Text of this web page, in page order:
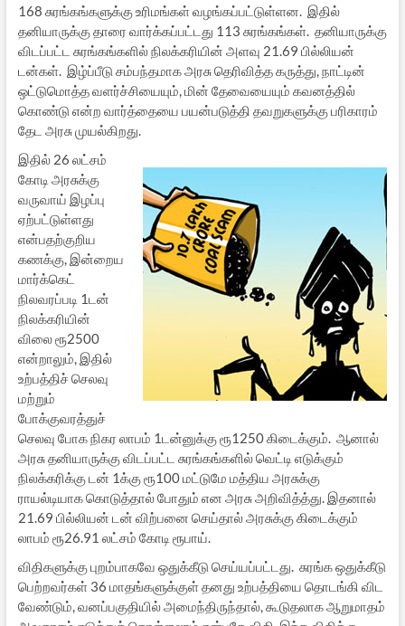
168 சுரங்கங்களுக்கு உரிமங்கள் வழங்கப்பட்டுள்ளன. இதில்
தனியாருக்கு தாரை வார்க்கப்பட்டது 113 சுரங்கங்கள். தனியாருக்கு
விடப்பட்ட சுரங்கங்களில் நிலக்கரியின் அளவு 21.69 பில்லியன்
டன்கள். இழ்ப்பீடு சம்பந்தமாக அரசு தெரிவித்த கருத்து, நாட்டின்
ஒட்டுமொத்த வளர்ச்சியையும், மின் தேவையையும் கவனத்தில்
கொண்டு என்ற வார்த்தையை பயன்படுத்தி தவறுகளுக்கு பரிகாரம்
தேட அரசு முயல்கிறது.
இதில் 26 லட்சம்
கோடி அரசுக்கு
வருவாய் இழப்பு
ஏற்பட்டுள்ளது
என்பதற்குறிய
கணக்கு, இன்றைய
மார்க்கெட்
நிலவரப்படி 1டன்
நிலக்கரியின்
விலை ரூ2500
என்றாலும், இதில்
உற்பத்திச் செலவு
மற்றும்
போக்குவரத்துச்
செலவு போக நிகர லாபம் 1டன்னுக்கு ரூ1250 கிடைக்கும். ஆனால்
அரசு தனியாருக்கு விடப்பட்ட சுரங்கங்களில் வெட்டி எடுக்கும்
நிலக்கரிக்கு டன் 1க்கு ரூ100 மட்டுமே மத்திய அரசுக்கு
ராயல்டியாக கொடுத்தால் போதும் என அரசு அறிவித்த்து. இதனால்
21.69 பில்லியன் டன் விற்பனை செய்தால் அரசுக்கு கிடைக்கும்
லாபம் ரூ26.91 லட்சம் கோடி ரூபாய்.
விதிகளுக்கு புறம்பாகவே ஒதுக்கீடு செய்யப்பட்டது. சுரங்க ஒதுக்கீடு
பெற்றவர்கள் 36 மாதங்களுக்குள் தனது உற்பத்தியை தொடங்கி விட
வேண்டும், வனப்பகுதியில் அமைந்திருந்தால், கூடுதலாக ஆறுமாதம்